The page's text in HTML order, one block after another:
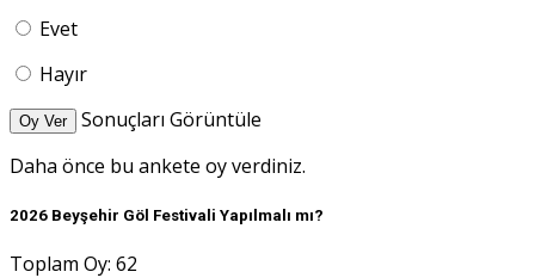
Evet
Hayır
Oy Ver
Sonuçları Görüntüle
Daha önce bu ankete oy verdiniz.
2026 Beyşehir Göl Festivali Yapılmalı mı?
Toplam Oy: 62